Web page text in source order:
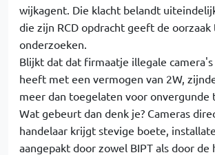
wijkagent. Die klacht belandt
die zijn RCD opdracht geeft de oorzaak
onderzoeken.
Blijkt dat dat firmaatje illegale
heeft met een vermogen van 2W,
meer dan toegelaten voor onvergunde
Wat gebeurt dan denk je? Cameras
handelaar krijgt stevige boete,
aangepakt door zowel BIPT als door de